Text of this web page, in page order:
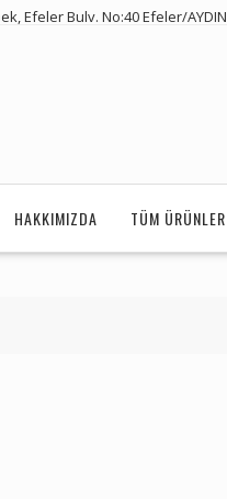
Efeler Bulv. No:40 Efeler/AYDIN
HAKKIMIZDA TÜM ÜRÜNLER